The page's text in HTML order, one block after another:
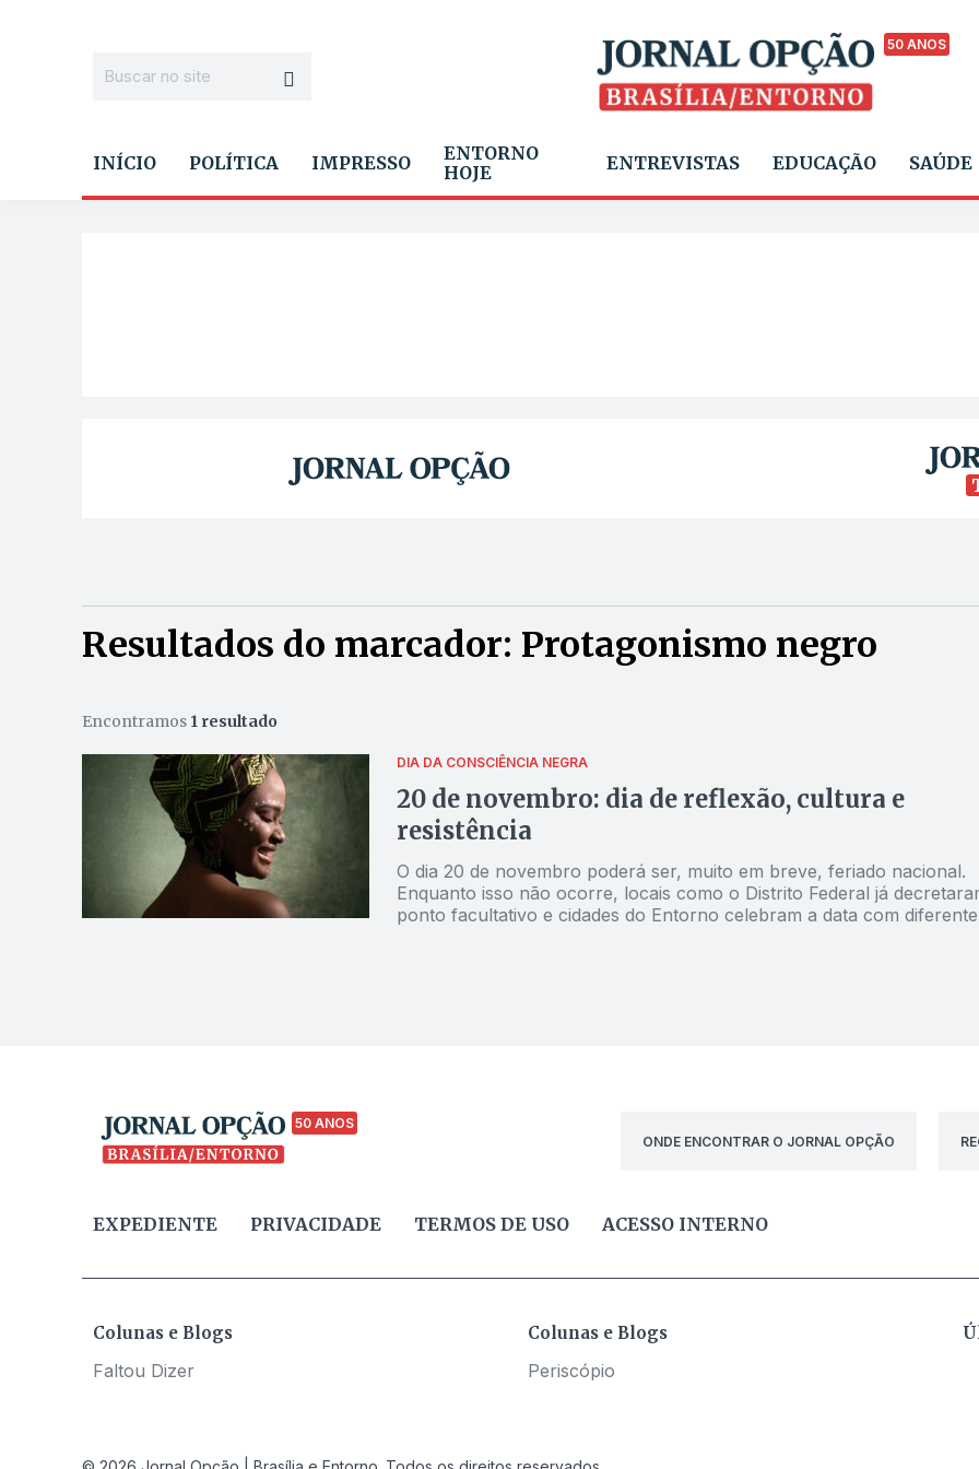
50 ANOS
INÍCIO POLÍTICA IMPRESSO
ENTORNO
HOJE
ENTREVISTAS EDUCAÇÃO SAÚDE
Resultados do marcador: Protagonismo negro
Encontramos 1 resultado
DIA DA CONSCIÊNCIA NEGRA
20 de novembro: dia de reflexão, cultura e
resistência
O dia 20 de novembro poderá ser, muito em breve, feriado nacional.
Enquanto isso não ocorre, locais como o Distrito Federal já
ponto facultativo e cidades do Entorno celebram a data com
50 ANOS
ONDE ENCONTRAR O JORNAL OPÇÃO
EXPEDIENTE PRIVACIDADE TERMOS DE USO ACESSO INTERNO
Colunas e Blogs
Faltou Dizer
Colunas e Blogs
Periscópio